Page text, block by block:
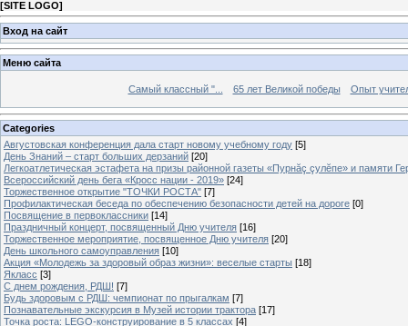
[SITE LOGO]
Вход на сайт
Меню сайта
Самый классный "... 65 лет Великой победы Опыт
Categories
Августовская конференция дала старт новому учебному году [5]
День Знаний – старт больших дерзаний [20]
Легкоатлетическая эстафета на призы районной газеты «Пурнăç çулĕпе» и памяти
Всероссийский день бега «Кросс нации - 2019» [24]
Торжественное открытие "ТОЧКИ РОСТА" [7]
Профилактическая беседа по обеспечению безопасности детей на дороге [0]
Посвящение в первоклассники [14]
Праздничный концерт, посвященный Дню учителя [16]
Торжественное мероприятие, посвященное Дню учителя [20]
День школьного самоуправления [10]
Акция «Молодежь за здоровый образ жизни»: веселые старты [18]
Якласс [3]
С днем рождения, РДШ! [7]
Будь здоровым с РДШ: чемпионат по прыгалкам [7]
Познавательные экскурсия в Музей истории трактора [17]
Точка роста: LEGO-конструирование в 5 классах [4]